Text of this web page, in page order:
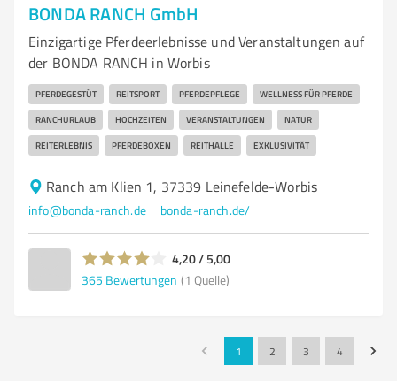
BONDA RANCH GmbH
Einzigartige Pferdeerlebnisse und Veranstaltungen auf
der BONDA RANCH in Worbis
PFERDEGESTÜT REITSPORT PFERDEPFLEGE WELLNESS FÜR PFERDE
RANCHURLAUB HOCHZEITEN VERANSTALTUNGEN NATUR
REITERLEBNIS PFERDEBOXEN REITHALLE EXKLUSIVITÄT
Ranch am Klien 1, 37339 Leinefelde-Worbis
info@bonda-ranch.de bonda-ranch.de/
4,20 / 5,00
365 Bewertungen (1 Quelle)
1 2 3 4